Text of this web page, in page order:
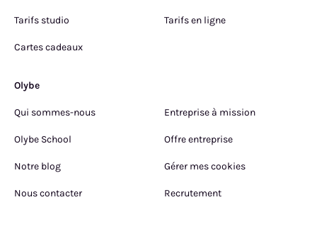
Tarifs studio Tarifs en ligne
Cartes cadeaux
Olybe
Qui sommes-nous Entreprise à mission
Olybe School Offre entreprise
Notre blog Gérer mes cookies
Nous contacter Recrutement